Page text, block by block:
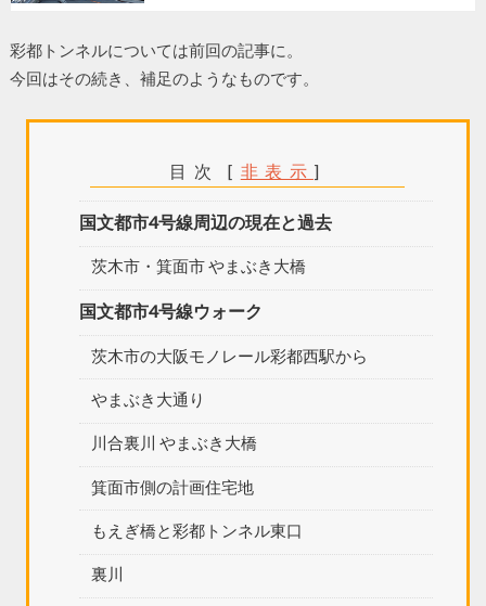
彩都トンネルについては前回の記事に。
今回はその続き、補足のようなものです。
目次 [ 非表示 ]
国文都市4号線周辺の現在と過去
茨木市・箕面市 やまぶき大橋
国文都市4号線ウォーク
茨木市の大阪モノレール彩都西駅から
やまぶき大通り
川合裏川 やまぶき大橋
箕面市側の計画住宅地
もえぎ橋と彩都トンネル東口
裏川